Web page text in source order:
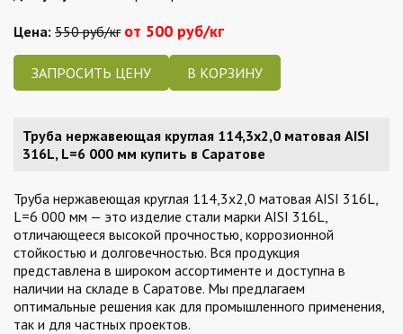
Цена: 550 руб/кг от 500 руб/кг
ЗАПРОСИТЬ ЦЕНУ
Труба нержавеющая круглая 114,3х2,0 матовая AISI
316L, L=6 000 мм купить в Саратове
Труба нержавеющая круглая 114,3х2,0 матовая AISI 316L,
L=6 000 мм — это изделие стали марки AISI 316L,
отличающееся высокой прочностью, коррозионной
стойкостью и долговечностью. Вся продукция
представлена в широком ассортименте и доступна в
наличии на складе в Саратове. Мы предлагаем
оптимальные решения как для промышленного применения,
так и для частных проектов.